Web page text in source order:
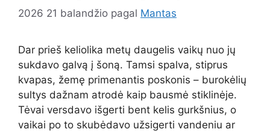
2026 21 balandžio pagal Mantas
Dar prieš keliolika metų daugelis vaikų nuo jų
sukdavo galvą į šoną. Tamsi spalva, stiprus
kvapas, žemę primenantis poskonis – burokėlių
sultys dažnam atrodė kaip bausmė stiklinėje.
Tėvai versdavo išgerti bent kelis gurkšnius, o
vaikai po to skubėdavo užsigerti vandeniu ar